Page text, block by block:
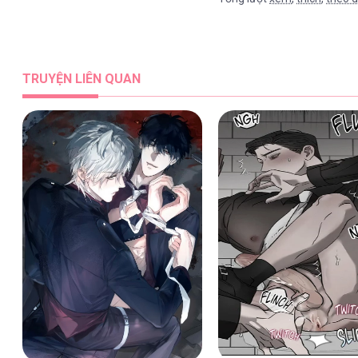
TRUYỆN LIÊN QUAN